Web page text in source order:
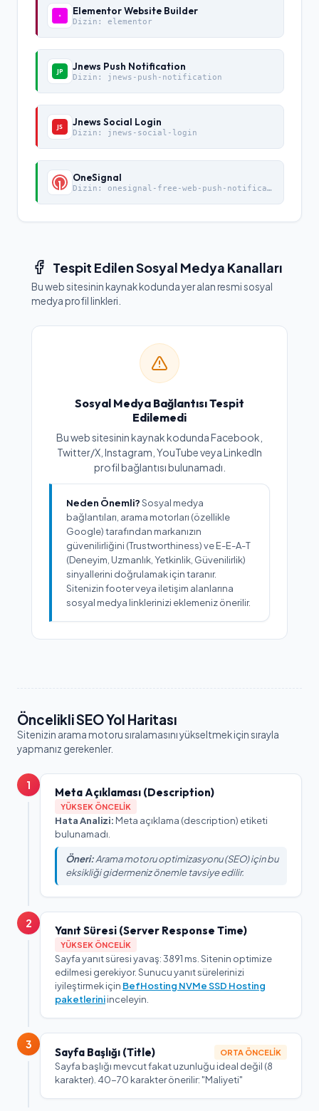
Elementor Website Builder
Dizin: elementor
Jnews Push Notification
Dizin: jnews-push-notification
Jnews Social Login
Dizin: jnews-social-login
OneSignal
Dizin: onesignal-free-web-push-notifications
Tespit Edilen Sosyal Medya Kanalları
Bu web sitesinin kaynak kodunda yer alan resmi sosyal
medya profil linkleri.
Sosyal Medya Bağlantısı Tespit
Edilemedi
Bu web sitesinin kaynak kodunda Facebook,
Twitter/X, Instagram, YouTube veya LinkedIn
profil bağlantısı bulunamadı.
Neden Önemli?Sosyal medya
bağlantıları, arama motorları (özellikle
Google) tarafından markanızın
güvenilirliğini (Trustworthiness) ve E-E-A-T
(Deneyim, Uzmanlık, Yetkinlik, Güvenilirlik)
sinyallerini doğrulamak için taranır.
Sitenizin footer veya iletişim alanlarına
sosyal medya linklerinizi eklemeniz önerilir.
Öncelikli SEO Yol Haritası
Sitenizin arama motoru sıralamasını yükseltmek için sırayla
yapmanız gerekenler.
1
Meta Açıklaması (Description)
YÜKSEK ÖNCELIK
Hata Analizi: Meta açıklama (description) etiketi
bulunamadı.
Öneri:Arama motoru optimizasyonu (SEO) için bu
eksikliği gidermeniz önemle tavsiye edilir.
2
Yanıt Süresi (Server Response Time)
YÜKSEK ÖNCELIK
Sayfa yanıt süresi yavaş: 3891 ms. Sitenin optimize
edilmesi gerekiyor. Sunucu yanıt sürelerinizi
iyileştirmek için BefHosting NVMe SSD Hosting
paketleriniinceleyin.
3
Sayfa Başlığı (Title) ORTA ÖNCELIK
Sayfa başlığı mevcut fakat uzunluğu ideal değil (8
karakter). 40-70 karakter önerilir: "Maliyeti"